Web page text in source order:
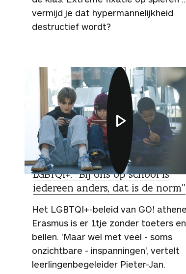
vermijd je dat hypermannelijkheid
destructief wordt?
VIDEO
LGBTQI+: “Bij ons op school is
iedereen anders, dat is de norm”
Het LGBTQI+-beleid van GO!
Erasmus is er 1tje zonder toeters en
bellen. 'Maar wel met veel - soms
onzichtbare - inspanningen', vertelt
leerlingenbegeleider Pieter-Jan.